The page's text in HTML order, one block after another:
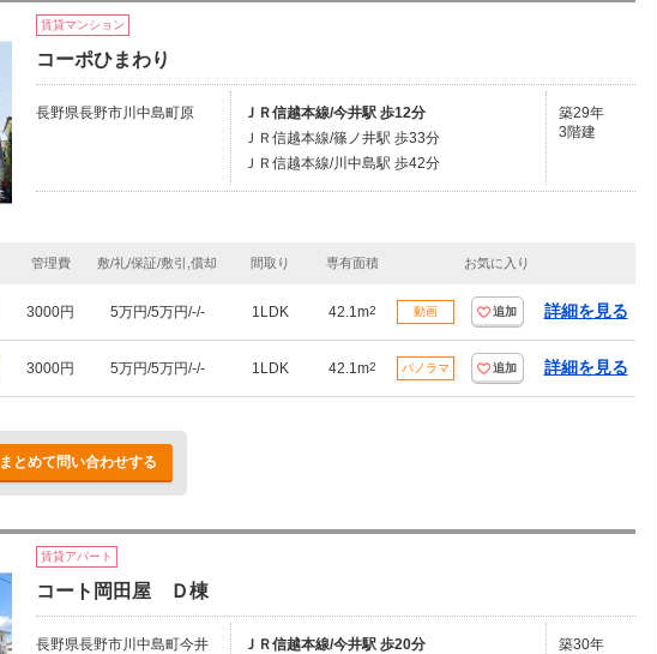
賃貸マンション
コーポひまわり
長野県長野市川中島町原
ＪＲ信越本線/今井駅 歩12分
ＪＲ信越本線/篠ノ井駅 歩33分
ＪＲ信越本線/川中島駅 歩42分
築29年
3階建
管理費 敷/礼/保証/敷引,償却 間取り 専有面積 お気に入り
3000円 5万円/5万円/-/- 1LDK 42.1m2 動画 追加 詳細を見る
3000円 5万円/5万円/-/- 1LDK 42.1m2 パノラマ 追加 詳細を見る
まとめて問い合わせする
賃貸アパート
コート岡田屋 Ｄ棟
長野県長野市川中島町今井
ＪＲ信越本線/今井駅 歩20分
築30年